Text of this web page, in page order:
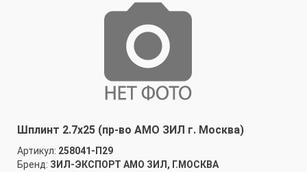
Шплинт 2.7x25 (пр-во АМО ЗИЛ г. Москва)
Артикул: 258041-П29
Бренд: ЗИЛ-ЭКСПОРТ АМО ЗИЛ, Г.МОСКВА